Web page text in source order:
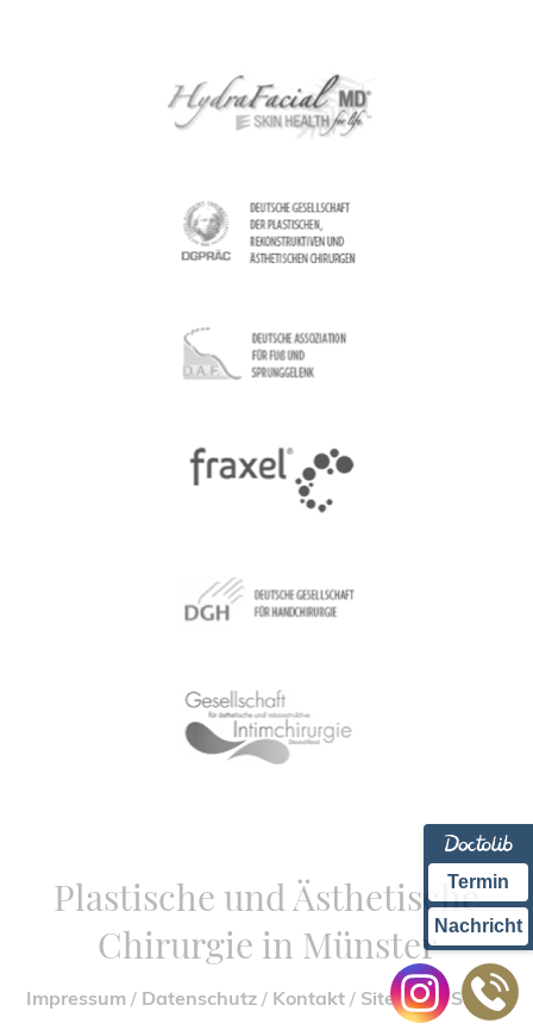
Termin
Nachricht
Plastische und Ästhetische
Chirurgie in Münster
Impressum / Datenschutz / Kontakt / Sitemap/Suche